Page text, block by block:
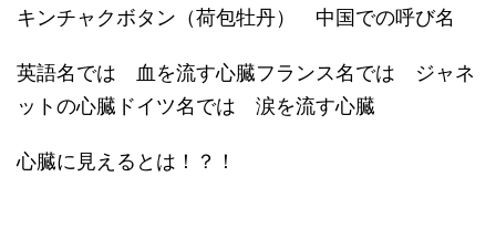
キンチャクボタン（荷包牡丹） 中国での呼び名
英語名では 血を流す心臓フランス名では ジャネ
ットの心臓ドイツ名では 涙を流す心臓
心臓に見えるとは！？！